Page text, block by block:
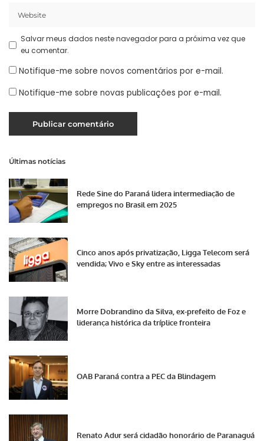
Salvar meus dados neste navegador para a próxima vez que
eu comentar.
Notifique-me sobre novos comentários por e-mail.
Notifique-me sobre novas publicações por e-mail.
Últimas notícias
Rede Sine do Paraná lidera intermediação de
empregos no Brasil em 2025
Cinco anos após privatização, Ligga Telecom será
vendida; Vivo e Sky entre as interessadas
Morre Dobrandino da Silva, ex-prefeito de Foz e
liderança histórica da tríplice fronteira
OAB Paraná contra a PEC da Blindagem
Renato Adur será cidadão honorário de Paranaguá